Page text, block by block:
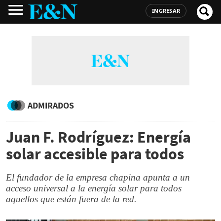
INGRESAR
ADMIRADOS
Juan F. Rodríguez: Energía
solar accesible para todos
El fundador de la empresa chapina apunta a un
acceso universal a la energía solar para todos
aquellos que están fuera de la red.